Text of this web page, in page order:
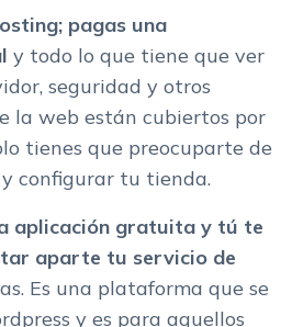
pagas una
y todo lo que tiene que ver
seguridad y otros
la web están cubiertos por
tienes que preocuparte de
configurar tu tienda.
aplicación gratuita y tú te
aparte tu servicio de
Es una plataforma que se
y es para aquellos